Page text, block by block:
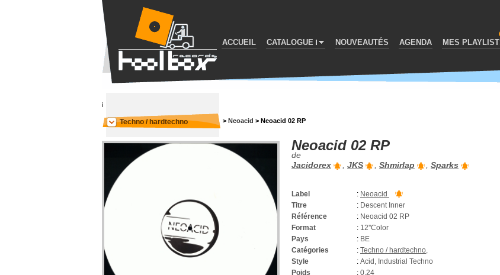
ACCUEIL CATALOGUE NOUVEAUTÉS AGENDA MES
i
Techno / hardtechno > Neoacid > Neoacid 02 RP
Neoacid 02 RP
de
Jacidorex
, JKS , Shmirlap , Sparks
Label : Neoacid
Titre
: Descent Inner
Référence
: Neoacid 02 RP
Format
: 12''Color
Pays
: BE
Catégories
: Techno / hardtechno,
Style
: Acid, Industrial Techno
Poids
: 0.24